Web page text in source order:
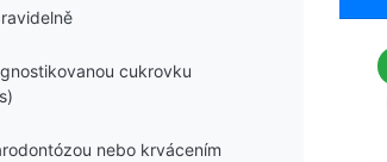
cukrovku
nebo krvácením